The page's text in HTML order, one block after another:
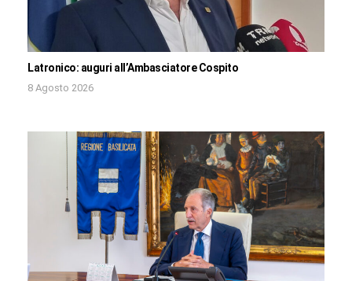
Latronico: auguri all’Ambasciatore Cospito
8 Agosto 2026